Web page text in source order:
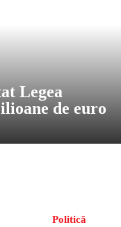
Legea
de euro
Politică